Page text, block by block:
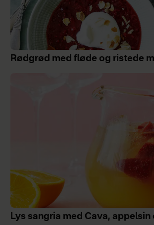
Rødgrød med fløde og ristede
Lys sangria med Cava,